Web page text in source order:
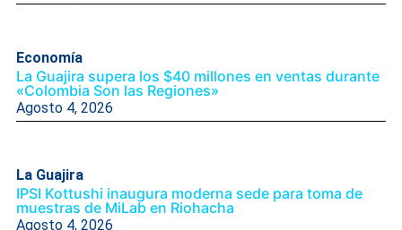
Economía
La Guajira supera los $40 millones en ventas durante
«Colombia Son las Regiones»
Agosto 4, 2026
La Guajira
IPSI Kottushi inaugura moderna sede para toma de
muestras de MiLab en Riohacha
Agosto 4, 2026